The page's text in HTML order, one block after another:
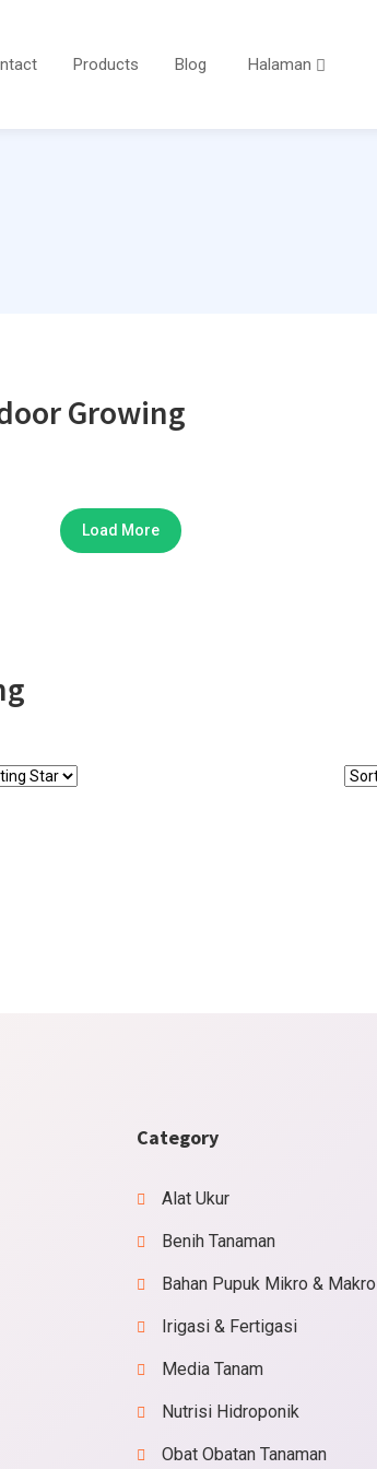
Products Blog Halaman
Growing
Load More
Category
Alat Ukur
Benih Tanaman
Bahan Pupuk Mikro & Makro
Irigasi & Fertigasi
Media Tanam
Nutrisi Hidroponik
Obat Obatan Tanaman